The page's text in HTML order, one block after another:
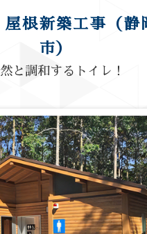
根新築工事（静
市）
と調和するトイレ！